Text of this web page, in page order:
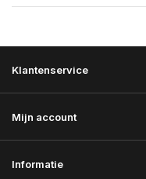
Klantenservice
Mijn account
Informatie